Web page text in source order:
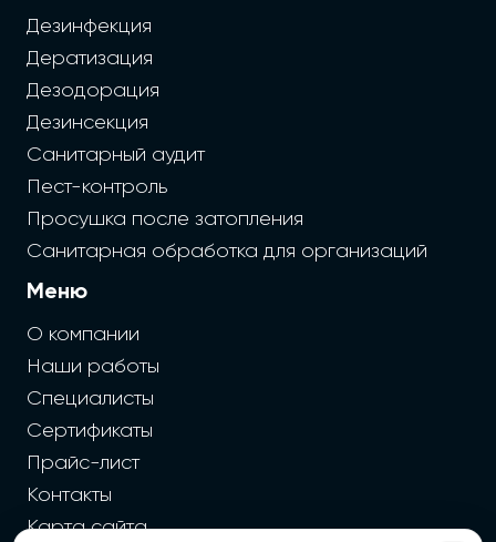
Дезинфекция
Дератизация
Дезодорация
Дезинсекция
Санитарный аудит
Пест-контроль
Просушка после затопления
Санитарная обработка для организаций
Меню
О компании
Наши работы
Специалисты
Сертификаты
Прайс-лист
Контакты
Карта сайта